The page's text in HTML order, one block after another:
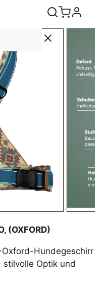
(OXFORD)
Hundegeschirr
Optik und